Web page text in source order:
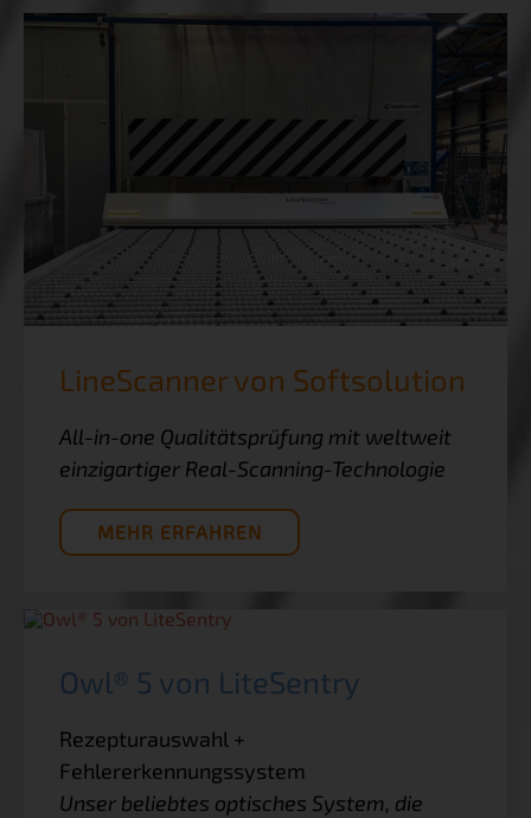
LineScanner von Softsolution
All-in-one Qualitätsprüfung mit weltweit
einzigartiger Real-Scanning-Technologie
MEHR ERFAHREN
Owl® 5 von LiteSentry
Rezepturauswahl +
Fehlererkennungssystem
Unser beliebtes optisches System, die